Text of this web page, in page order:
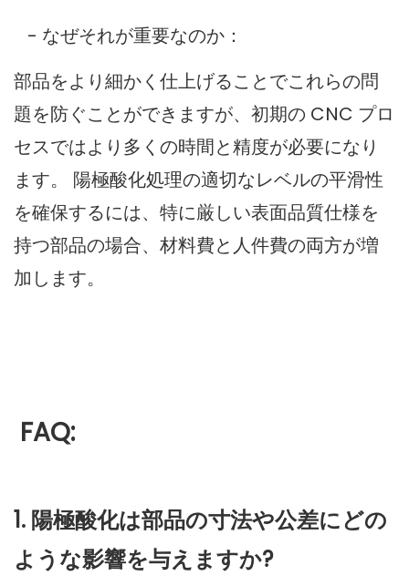
- なぜそれが重要なのか：
部品をより細かく仕上げることでこれらの問
題を防ぐことができますが、初期の CNC プロ
セスではより多くの時間と精度が必要になり
ます。 陽極酸化処理の適切なレベルの平滑性
を確保するには、特に厳しい表面品質仕様を
持つ部品の場合、材料費と人件費の両方が増
加します。
FAQ:
1. 陽極酸化は部品の寸法や公差にどの
ような影響を与えますか?